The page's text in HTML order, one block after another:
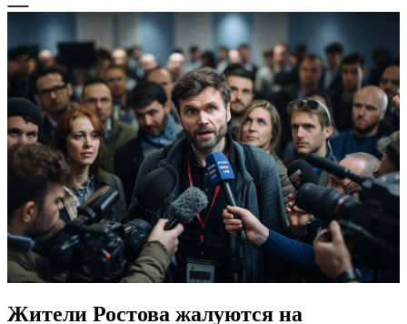
Жители Ростова жалуются на